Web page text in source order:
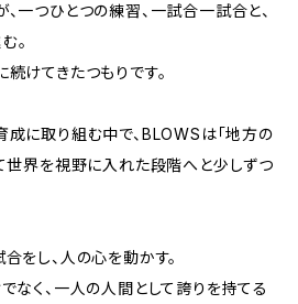
一つひとつの練習、一試合一試合と、
。
けてきたつもりです。
成に取り組む中で、BLOWSは「地方の
世界を視野に入れた段階へと少しずつ
をし、人の心を動かす。
なく、一人の人間として誇りを持てる